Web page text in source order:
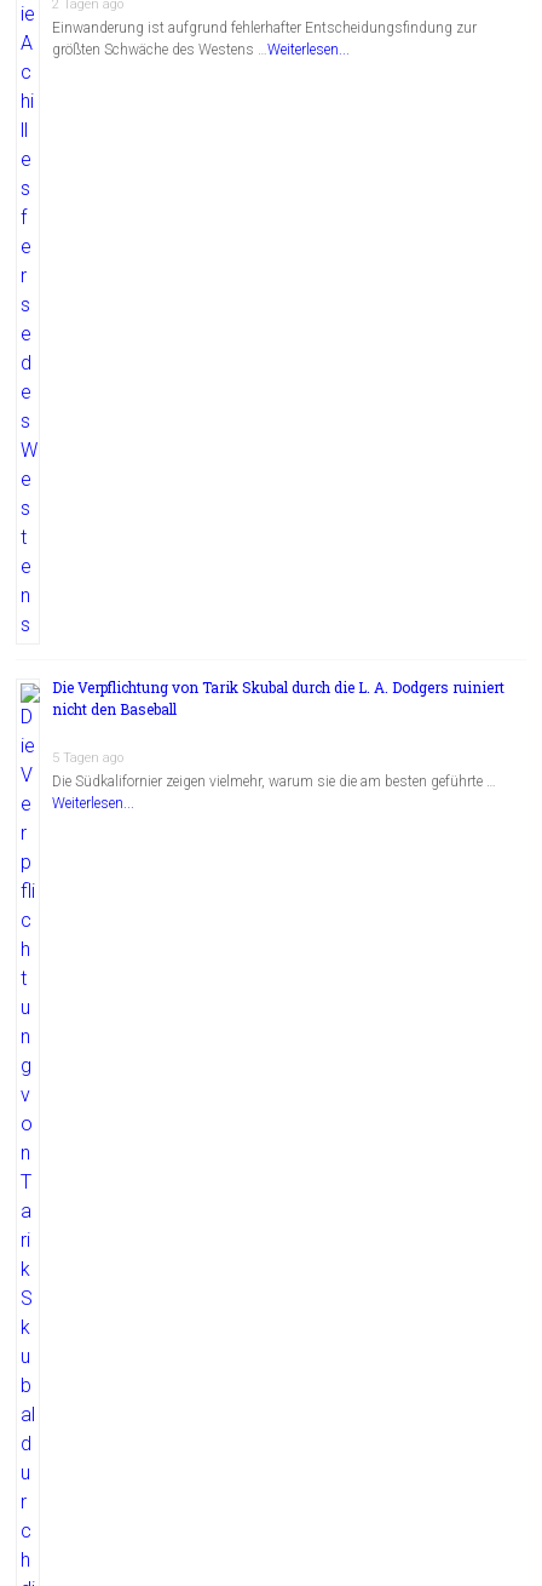
2 Tagen ago
Einwanderung ist aufgrund fehlerhafter Entscheidungsfindung zur
größten Schwäche des Westens …Weiterlesen...
Die Verpflichtung von Tarik Skubal durch die L. A. Dodgers ruiniert
nicht den Baseball
5 Tagen ago
Die Südkalifornier zeigen vielmehr, warum sie die am besten geführte …
Weiterlesen...